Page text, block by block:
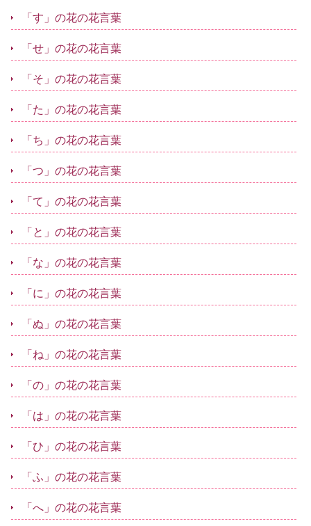
「す」の花の花言葉
「せ」の花の花言葉
「そ」の花の花言葉
「た」の花の花言葉
「ち」の花の花言葉
「つ」の花の花言葉
「て」の花の花言葉
「と」の花の花言葉
「な」の花の花言葉
「に」の花の花言葉
「ぬ」の花の花言葉
「ね」の花の花言葉
「の」の花の花言葉
「は」の花の花言葉
「ひ」の花の花言葉
「ふ」の花の花言葉
「へ」の花の花言葉